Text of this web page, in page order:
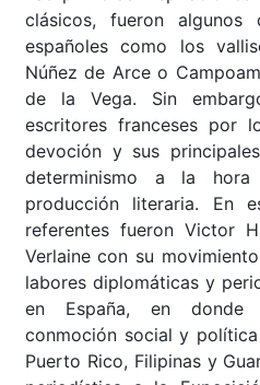
clásicos, fueron algunos
españoles como los
Núñez de Arce o
de la Vega. Sin
escritores franceses por
devoción y sus
determinismo a la
producción literaria. En
referentes fueron Victor
Verlaine con su
labores diplomáticas y
en España, en donde
conmoción social y
Puerto Rico, Filipinas y